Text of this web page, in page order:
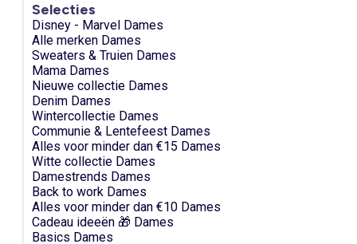
Selecties
Disney - Marvel Dames
Alle merken Dames
Sweaters & Truien Dames
Mama Dames
Nieuwe collectie Dames
Denim Dames
Wintercollectie Dames
Communie & Lentefeest Dames
Alles voor minder dan €15 Dames
Witte collectie Dames
Damestrends Dames
Back to work Dames
Alles voor minder dan €10 Dames
Cadeau ideeën 🎁 Dames
Basics Dames